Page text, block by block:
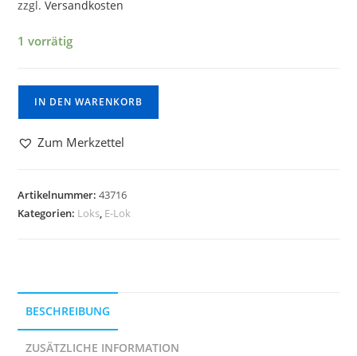
zzgl.Versandkosten
1 vorrätig
IN DEN WARENKORB
Zum Merkzettel
Artikelnummer:43716
Kategorien: Loks, E-Lok
BESCHREIBUNG
ZUSÄTZLICHE INFORMATION